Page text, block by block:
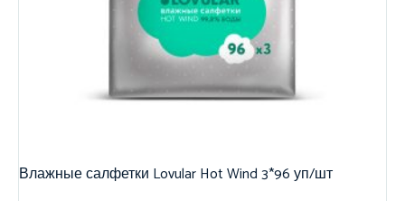
Влажные салфетки Lovular Hot Wind 3*96 уп/шт